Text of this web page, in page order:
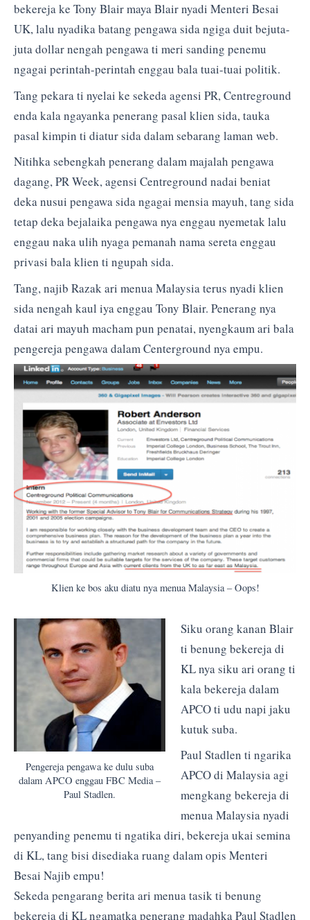
bekereja ke Tony Blair maya Blair nyadi Menteri Besai
UK, lalu nyadika batang pengawa sida ngiga duit bejuta-
juta dollar nengah pengawa ti meri sanding penemu
ngagai perintah-perintah enggau bala tuai-tuai politik.
Tang pekara ti nyelai ke sekeda agensi PR, Centreground
enda kala ngayanka penerang pasal klien sida, tauka
pasal kimpin ti diatur sida dalam sebarang laman web.
Nitihka sebengkah penerang dalam majalah pengawa
dagang, PR Week, agensi Centreground nadai beniat
deka nusui pengawa sida ngagai mensia mayuh, tang sida
tetap deka bejalaika pengawa nya enggau nyemetak lalu
enggau naka ulih nyaga pemanah nama sereta enggau
privasi bala klien ti ngupah sida.
Tang, najib Razak ari menua Malaysia terus nyadi klien
sida nengah kaul iya enggau Tony Blair. Penerang nya
datai ari mayuh macham pun penatai, nyengkaum ari bala
pengereja pengawa dalam Centerground nya empu.
Klien ke bos aku diatu nya menua Malaysia – Oops!
Pengereja pengawa ke dulu suba
dalam APCO enggau FBC Media –
Paul Stadlen.
Siku orang kanan Blair
ti benung bekereja di
KL nya siku ari orang ti
kala bekereja dalam
APCO ti udu napi jaku
kutuk suba.
Paul Stadlen ti ngarika
APCO di Malaysia agi
mengkang bekereja di
menua Malaysia nyadi
penyanding penemu ti ngatika diri, bekereja ukai semina
di KL, tang bisi disediaka ruang dalam opis Menteri
Besai Najib empu!
Sekeda pengarang berita ari menua tasik ti benung
bekereja di KL ngamatka penerang madahka Paul Stadlen